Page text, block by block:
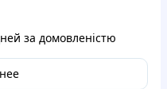
за домовленістю